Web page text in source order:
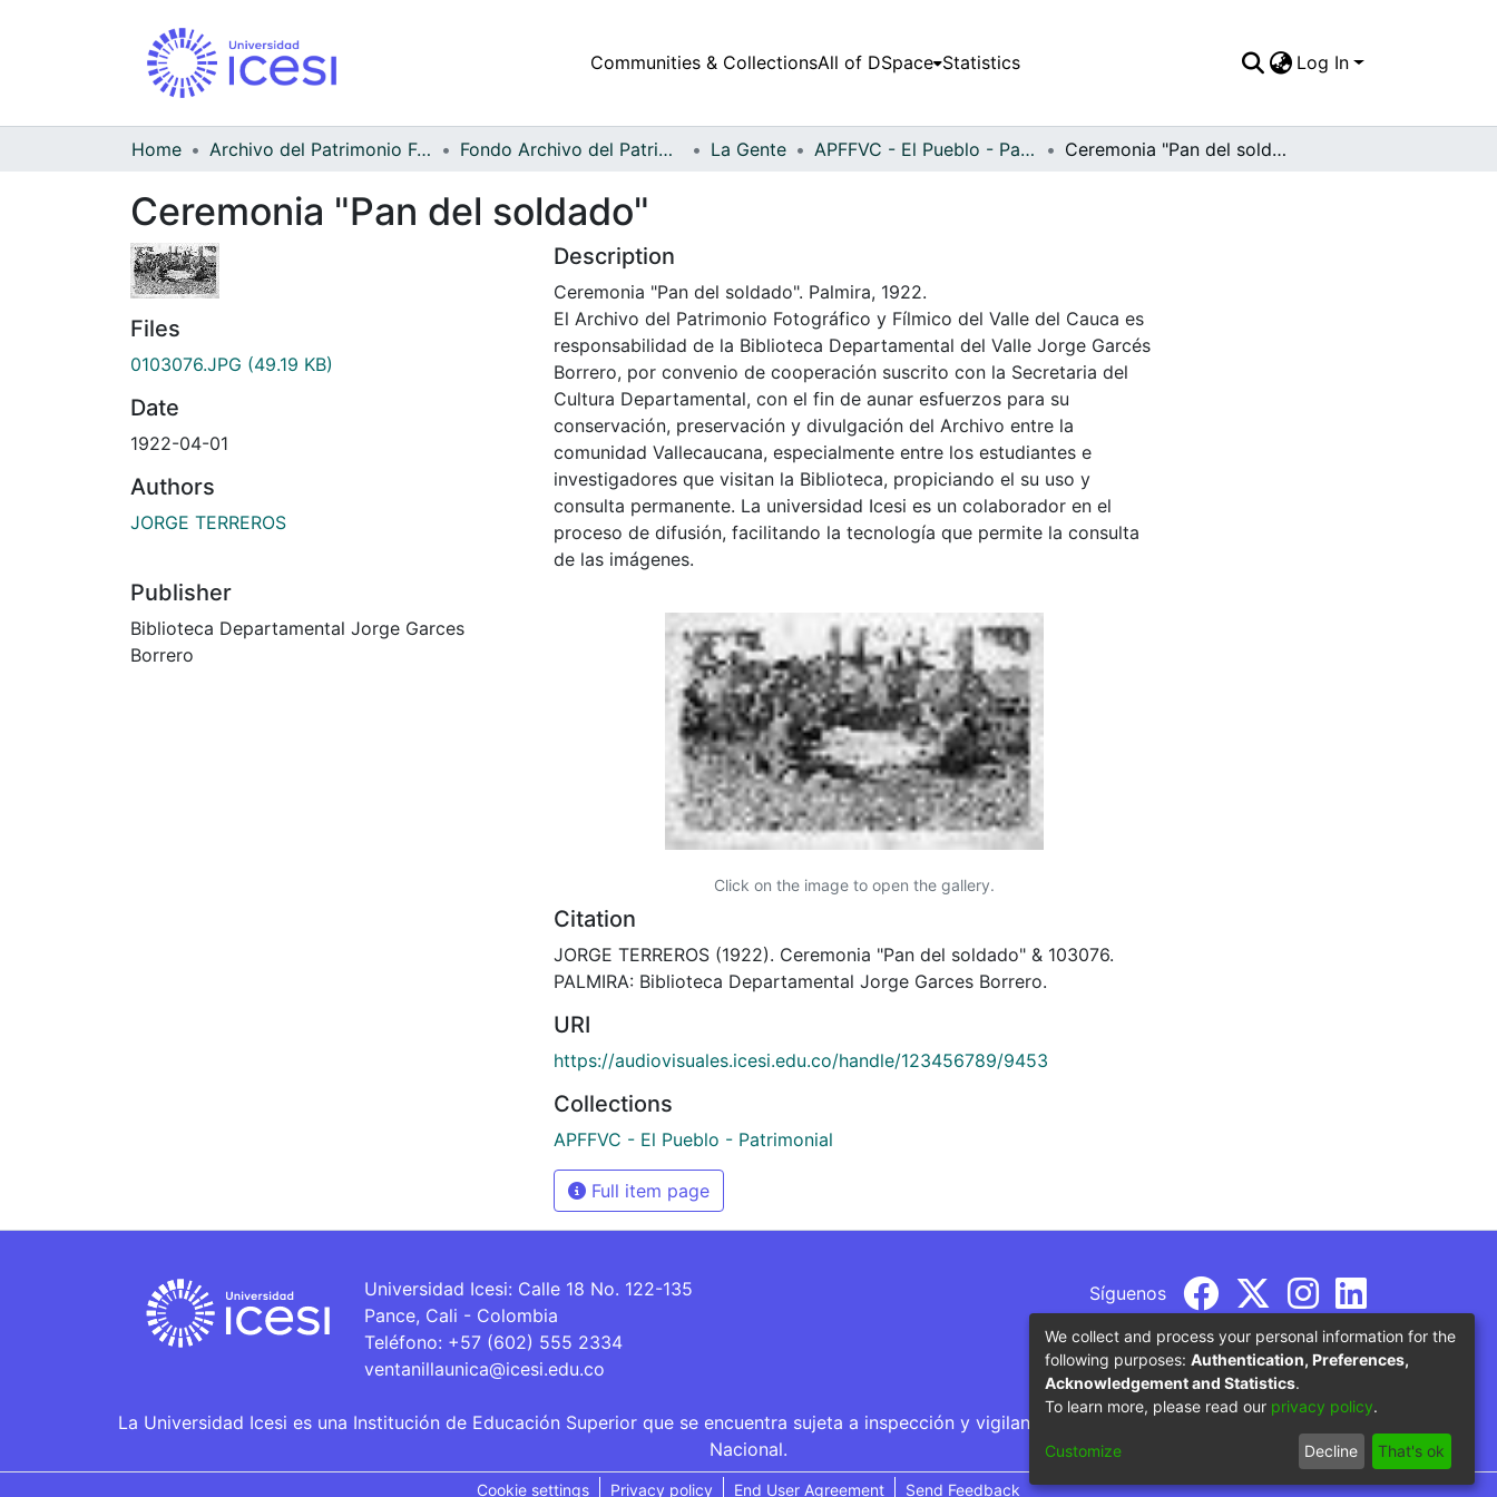
Communities & CollectionsAll of DSpace Statistics Log In
Home Archivo del Patrimonio Fotográfico y Fílmico del Valle del Cauca Fondo Archivo del Patrimonio Fotográfico y Fílmico del Valle del Cauca La Gente APFFVC - El Pueblo - Patrimonial Ceremonia "Pan del soldado"
Ceremonia "Pan del soldado"
Files
0103076.JPG (49.19 KB)
Date
1922-04-01
Authors
JORGE TERREROS
Publisher
Biblioteca Departamental Jorge Garces
Borrero
Description
Ceremonia "Pan del soldado". Palmira, 1922.
El Archivo del Patrimonio Fotográfico y Fílmico del Valle del Cauca es
responsabilidad de la Biblioteca Departamental del Valle Jorge Garcés
Borrero, por convenio de cooperación suscrito con la Secretaria del
Cultura Departamental, con el fin de aunar esfuerzos para su
conservación, preservación y divulgación del Archivo entre la
comunidad Vallecaucana, especialmente entre los estudiantes e
investigadores que visitan la Biblioteca, propiciando el su uso y
consulta permanente. La universidad Icesi es un colaborador en el
proceso de difusión, facilitando la tecnología que permite la consulta
de las imágenes.
Click on the image to open the gallery.
Citation
JORGE TERREROS (1922). Ceremonia "Pan del soldado" & 103076.
PALMIRA: Biblioteca Departamental Jorge Garces Borrero.
URI
https://audiovisuales.icesi.edu.co/handle/123456789/9453
Collections
APFFVC - El Pueblo - Patrimonial
Full item page
Universidad Icesi: Calle 18 No. 122-135
Pance, Cali - Colombia
Teléfono: +57 (602) 555 2334
ventanillaunica@icesi.edu.co
Síguenos
La Universidad Icesi es una Institución de Educación Superior que se encuentra sujeta a inspección y vigilancia por parte del Ministerio de Educación
Nacional.
Cookie settings Privacy policy End User Agreement Send Feedback
We collect and process your personal information for the
following purposes: Authentication, Preferences,
Acknowledgement and Statistics.
To learn more, please read our privacy policy.
Customize Decline That's ok